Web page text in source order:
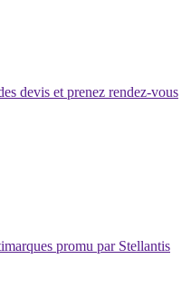
devis et prenez rendez-vous
promu par Stellantis